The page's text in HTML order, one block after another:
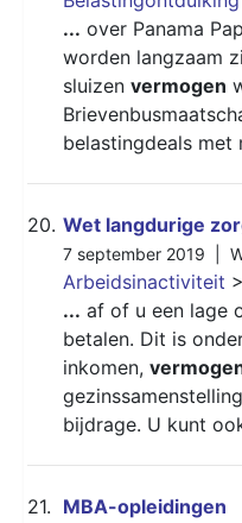
... over Panama
worden langzaam
sluizen vermogen
belastingdeals met
20. Wet langdurige
7 september 2019 |
Arbeidsinactiviteit >
... af of u een lage
betalen. Dit is
inkomen,
bijdrage. U kunt
21. MBA-opleidingen